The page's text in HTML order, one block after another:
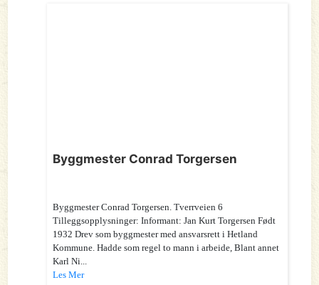
Byggmester Conrad Torgersen
Byggmester Conrad Torgersen. Tverrveien 6
Tilleggsopplysninger: Informant: Jan Kurt Torgersen Født
1932 Drev som byggmester med ansvarsrett i Hetland
Kommune. Hadde som regel to mann i arbeide, Blant annet
Karl Ni...
Les Mer